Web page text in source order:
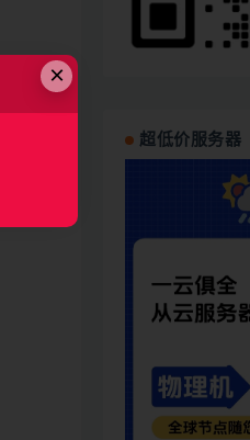
超低价服务器
×